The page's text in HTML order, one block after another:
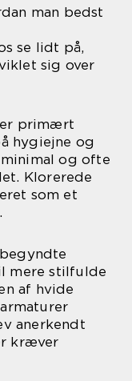
man bedst
se lidt på,
sig over
primært
hygiejne og
og ofte
Klorerede
som et
mere stilfulde
af hvide
anerkendt
kræver